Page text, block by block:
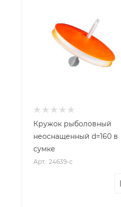
Кружок рыболовный
неоснащенный d=160 в
сумке
Арт.: 24639-с